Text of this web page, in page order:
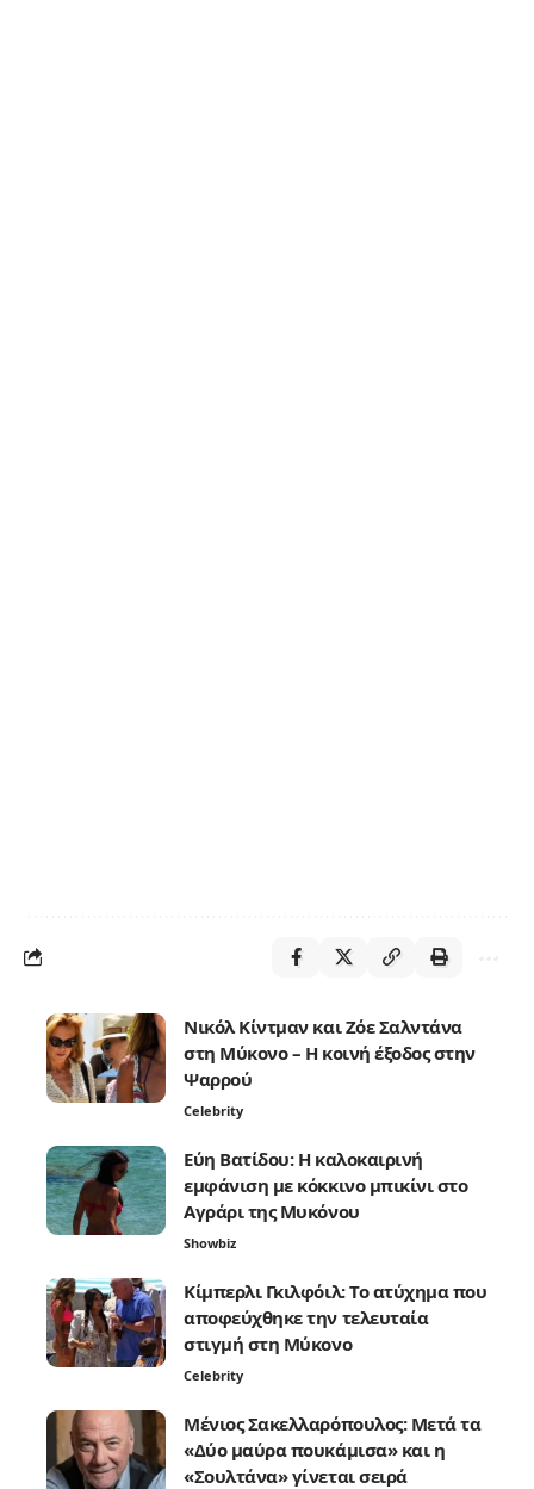
Νικόλ Κίντμαν και Ζόε Σαλντάνα
στη Μύκονο – Η κοινή έξοδος στην
Ψαρρού
Celebrity
Εύη Βατίδου: Η καλοκαιρινή
εμφάνιση με κόκκινο μπικίνι στο
Αγράρι της Μυκόνου
Showbiz
Κίμπερλι Γκιλφόιλ: Το ατύχημα που
αποφεύχθηκε την τελευταία
στιγμή στη Μύκονο
Celebrity
Μένιος Σακελλαρόπουλος: Μετά τα
«Δύο μαύρα πουκάμισα» και η
«Σουλτάνα» γίνεται σειρά